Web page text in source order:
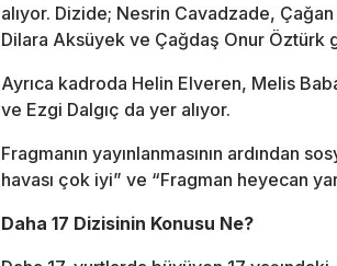
alıyor. Dizide; Nesrin Cavadzade,
Dilara Aksüyek ve Çağdaş Onur Öztürk
Ayrıca kadroda Helin Elveren, Melis
ve Ezgi Dalgıç da yer alıyor.
Fragmanın yayınlanmasının ardından
havası çok iyi” ve “Fragman heyecan
Daha 17 Dizisinin Konusu Ne?